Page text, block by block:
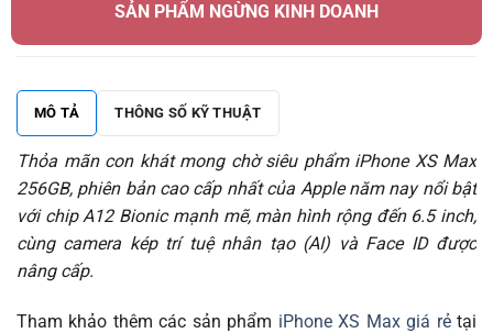
SẢN PHẨM NGỪNG KINH DOANH
MÔ TẢ THÔNG SỐ KỸ THUẬT
Thỏa mãn con khát mong chờ siêu phẩm iPhone XS Max
256GB, phiên bản cao cấp nhất của Apple năm nay nổi bật
với chip A12 Bionic mạnh mẽ, màn hình rộng đến 6.5 inch,
cùng camera kép trí tuệ nhân tạo (AI) và Face ID được
nâng cấp.
Tham khảo thêm các sản phẩm iPhone XS Max giá rẻtại